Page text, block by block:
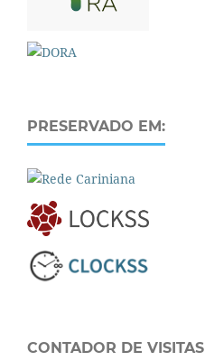
PRESERVADO EM:
CONTADOR DE VISITAS